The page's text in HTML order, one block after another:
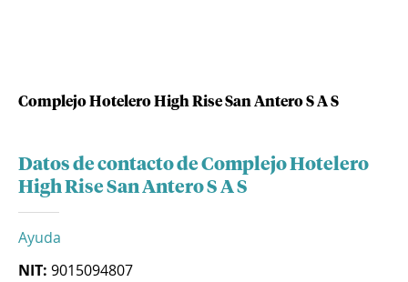
Complejo Hotelero High Rise San Antero S A S
Datos de contacto de Complejo Hotelero
High Rise San Antero S A S
Ayuda
NIT: 9015094807